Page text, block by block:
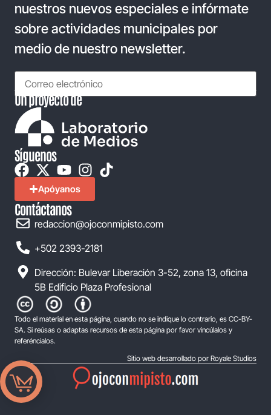
nuestros nuevos especiales e infórmate
sobre actividades municipales por
medio de nuestro newsletter.
Un proyecto de
Síguenos
Apóyanos
Contáctanos
redaccion@ojoconmipisto.com
+502 2393-2181
Dirección: Bulevar Liberación 3-52, zona 13, oficina
5B Edificio Plaza Profesional
Todo el material en esta página, cuando no se indique lo contrario, es CC-BY-
SA. Si reúsas o adaptas recursos de esta página por favor vincúlalos y
referéncialos.
Sitio web desarrollado por Royale Studios